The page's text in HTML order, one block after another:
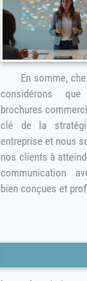
En somme, chez Ready2Click,
considérons
brochures commerciales est un élément
clé de la
entreprise et nous
nos clients à atteindre leurs
communication
bien